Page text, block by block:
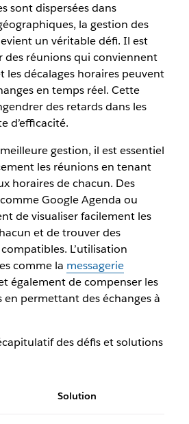
sont dispersées dans
la gestion des
un véritable défi. Il est
des réunions qui conviennent
les décalages horaires peuvent
en temps réel. Cette
des retards dans les
d’efficacité.
gestion, il est essentiel
les réunions en tenant
horaires de chacun. Des
Google Agenda ou
de visualiser facilement les
et de trouver des
L’utilisation
comme la messagerie
également de compenser les
en permettant des échanges à
des défis et solutions
Solution